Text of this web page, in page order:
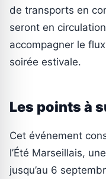
de transports en
seront en
accompagner le
soirée estivale.
Les points à
Cet événement
l’Été Marseillais,
jusqu’au 6